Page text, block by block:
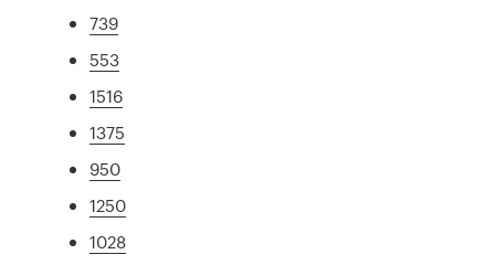
739
553
1516
1375
950
1250
1028